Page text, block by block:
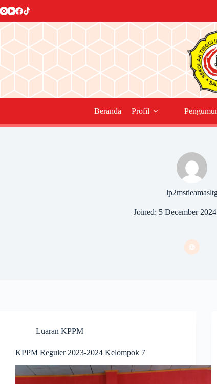
to
content
Beranda Profil
Joined: 5 December 2024
Luaran KPPM
KPPM Reguler 2023-2024 Kelompok 7